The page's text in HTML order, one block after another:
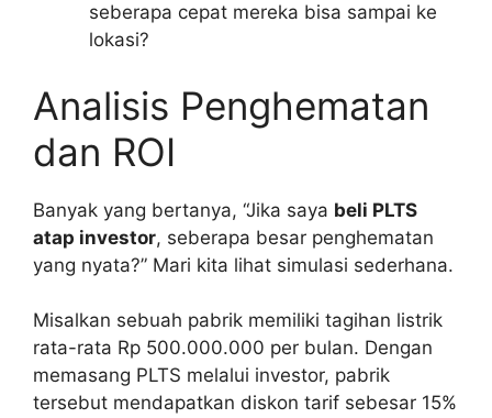
seberapa cepat mereka bisa sampai ke
lokasi?
Analisis Penghematan
dan ROI
Banyak yang bertanya, “Jika saya beli PLTS
atap investor, seberapa besar penghematan
yang nyata?” Mari kita lihat simulasi sederhana.
Misalkan sebuah pabrik memiliki tagihan listrik
rata-rata Rp 500.000.000 per bulan. Dengan
memasang PLTS melalui investor, pabrik
tersebut mendapatkan diskon tarif sebesar 15%